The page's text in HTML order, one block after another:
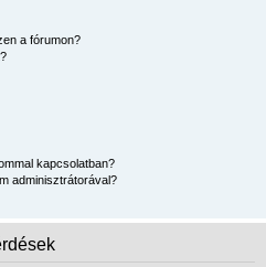
a fórumon?
kapcsolatban?
adminisztrátorával?